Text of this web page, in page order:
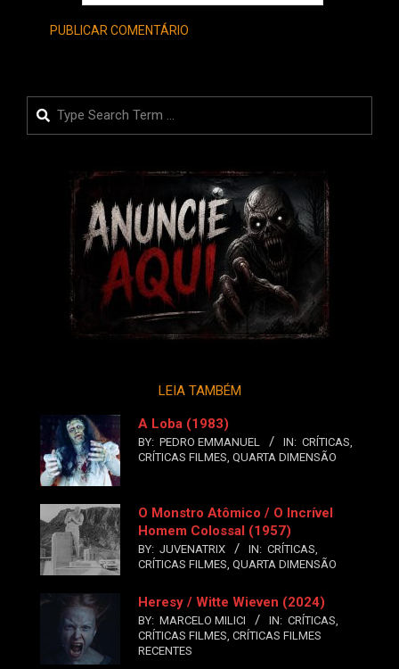
Search
LEIA TAMBÉM
A Loba (1983)
BY: PEDRO EMMANUEL IN: CRÍTICAS
CRÍTICAS FILMES QUARTA DIMENSÃO
O Monstro Atômico / O Incrível
Homem Colossal (1957)
BY: JUVENATRIX IN: CRÍTICAS
CRÍTICAS FILMES QUARTA DIMENSÃO
Heresy / Witte Wieven (2024)
BY: MARCELO MILICI IN: CRÍTICAS
CRÍTICAS FILMES CRÍTICAS FILMES
RECENTES